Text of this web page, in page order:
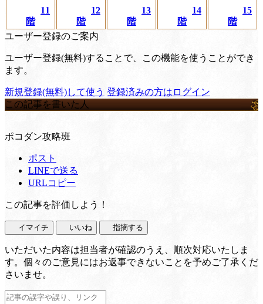
11
階
12
階
13
階
14
階
15
階
ユーザー登録のご案内
ユーザー登録(無料)することで、この機能を使うことができ
ます。
新規登録(無料)して使う 登録済みの方はログイン
この記事を書いた人
ポコダン攻略班
ポスト
LINEで送る
URLコピー
この記事を評価しよう！
イマイチ いいね 指摘する
いただいた内容は担当者が確認のうえ、順次対応いたしま
す。個々のご意見にはお返事できないことを予めご了承くだ
さいませ。